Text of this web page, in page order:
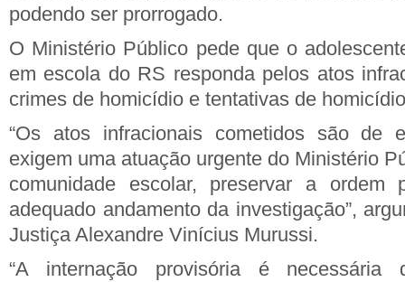
podendo ser prorrogado.
O Ministério Público pede que o
em escola do RS responda pelos atos
crimes de homicídio e tentativas de
“Os atos infracionais cometidos são de
exigem uma atuação urgente do Ministério
comunidade escolar, preservar a ordem
adequado andamento da investigação”,
Justiça Alexandre Vinícius Murussi.
“A internação provisória é necessária